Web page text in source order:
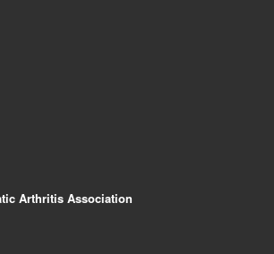
Arthritis Association